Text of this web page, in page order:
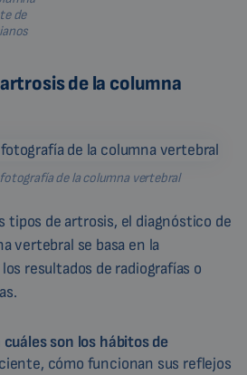
de
de la columna
de la columna vertebral
tipos de artrosis, el diagnóstico de
vertebral se basa en la
resultados de radiografías o
son los hábitos de
cómo funcionan sus reflejos